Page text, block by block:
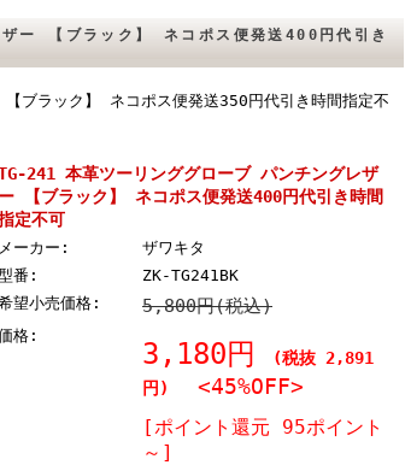
ー 【ブラック】 ネコポス便発送400円代引き
ブラック】 ネコポス便発送350円代引き時間指定不
241 本革ツーリンググローブ パンチングレザ
ー 【ブラック】 ネコポス便発送400円代引き時間
定不可
メーカー:
ザワキタ
番:
ZK-TG241BK
望小売価格:
5,800円(税込)
格:
3,180円
(税抜 2,891
円)
<45%OFF>
[ポイント還元 95ポイント
～]